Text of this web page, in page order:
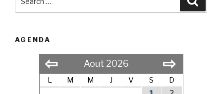
AGENDA
⇦ Aout 2026 ⇨
L M M J V S
D